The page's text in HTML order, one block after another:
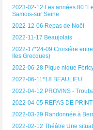
2023-02-12 Les années 80
Samois-sur Seine
2022-12-06 Repas de Noël
2022-11-17 Beaujolais
2022-17*24-09 Croisière
Iles Grecques)
2022-06-28 Pique nique
2022-06-11*18 BEAULIEU
2022-04-12 PROVINS -
2022-04-05 REPAS DE
2022-03-29 Randonnée à
2022-02-12 Théâtre Une